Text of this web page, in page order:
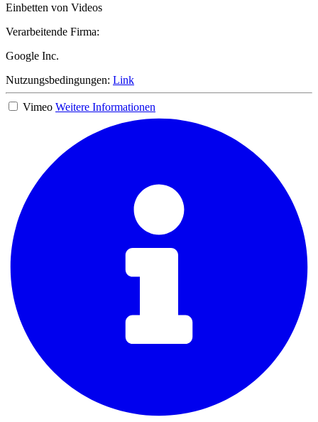
Einbetten von Videos
Verarbeitende Firma:
Google Inc.
Nutzungsbedingungen: Link
Vimeo Weitere Informationen